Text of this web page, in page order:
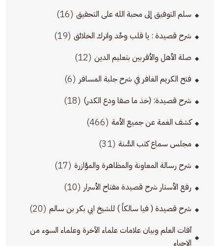
سلم التوفيق إلى محبة الله على التحقيق (16)
شرح قصيدة : يا قلب وحِّد واترك الخلائق (19)
صلة الأهل والأقربين بتعليم الدين (12)
فتح الكريم الغافر في شرح جلبة المسافر (6)
شرح قصيدة: (خذ ما صفا ودع الكدر) (18)
كشف الغمة عن جميع الأمة (466)
مجلس سماع كتب السُّنة (31)
شرح رسالة المعاونة والمظاهرة والمؤازرة (17)
رفع الأستار شرح قصيدة مفتاح الأسرار (10)
شرح قصيدة ( فيا سالكاً ) للشيخ ابي بكر بن سالم (20)
آفات العلم وبيان علامات علماء الآخرة وعلماء السوء من
الإحياء